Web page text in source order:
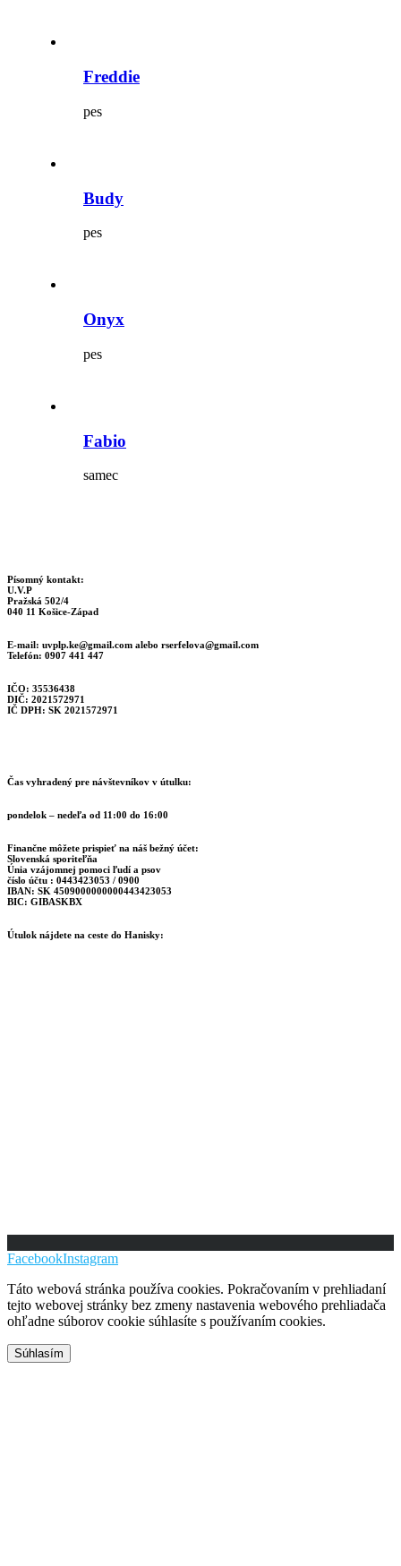
Freddie
pes
Budy
pes
Onyx
pes
Fabio
samec
Písomný kontakt:
U.V.P
Pražská 502/4
040 11 Košice-Západ
E-mail: uvplp.ke@gmail.com alebo rserfelova@gmail.com
Telefón: 0907 441 447
IČO: 35536438
DIČ: 2021572971
IČ DPH: SK 2021572971
Čas vyhradený pre návštevníkov v útulku:
pondelok – nedeľa od 11:00 do 16:00
Finančne môžete prispieť na náš bežný účet:
Slovenská sporiteľňa
Únia vzájomnej pomoci ľudí a psov
číslo účtu : 0443423053 / 0900
IBAN: SK 4509000000000443423053
BIC: GIBASKBX
Útulok nájdete na ceste do Hanisky:
FacebookInstagram
Táto webová stránka používa cookies. Pokračovaním v prehliadaní
tejto webovej stránky bez zmeny nastavenia webového prehliadača
ohľadne súborov cookie súhlasíte s používaním cookies.
Súhlasím